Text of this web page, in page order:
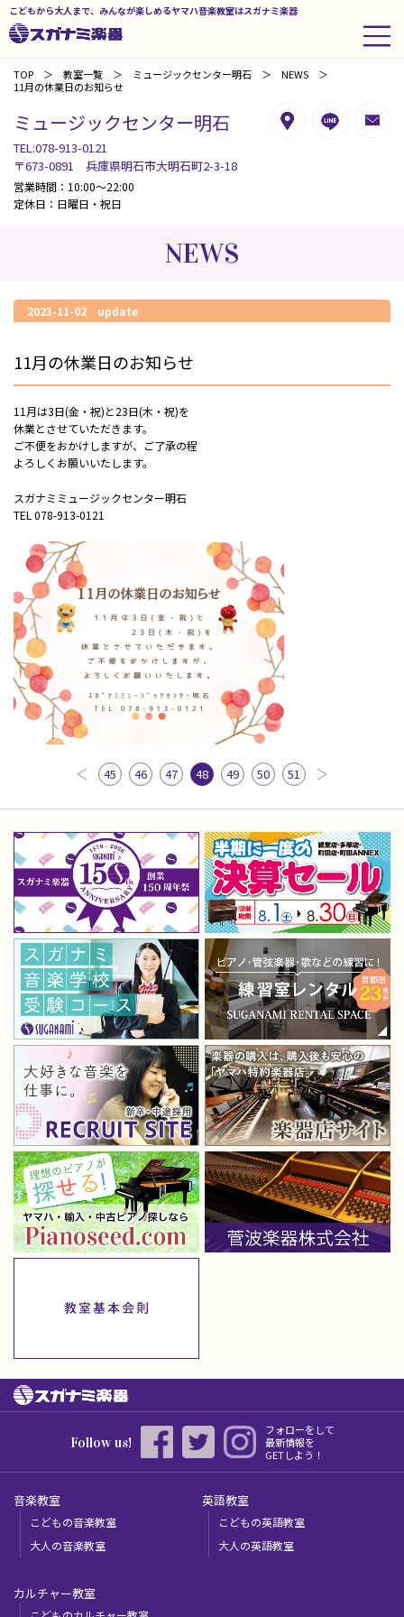
こどもから大人まで、みんなが楽しめるヤマハ音楽教室はスガナミ楽器
TOP 教室一覧 ミュージックセンター明石
NEWS
11月の休業日のお知らせ
ミュージックセンター明石
TEL:078-913-0121
〒673-0891 兵庫県明石市大明石町2-3-18
営業時間：10:00～22:00
定休日：日曜日・祝日
NEWS
2023-11-02 update
11月の休業日のお知らせ
11月は3日(金・祝)と23日(木・祝)を
休業とさせていただきます。
ご不便をおかけしますが、ご了承の程
よろしくお願いいたします。
スガナミミュージックセンター明石
TEL 078-913-0121
45 46 47 48 49 50 51
Follow us!
フォローをして
最新情報を
GETしよう！
音楽教室
こどもの音楽教室
大人の音楽教室
英語教室
こどもの英語教室
大人の英語教室
カルチャー教室